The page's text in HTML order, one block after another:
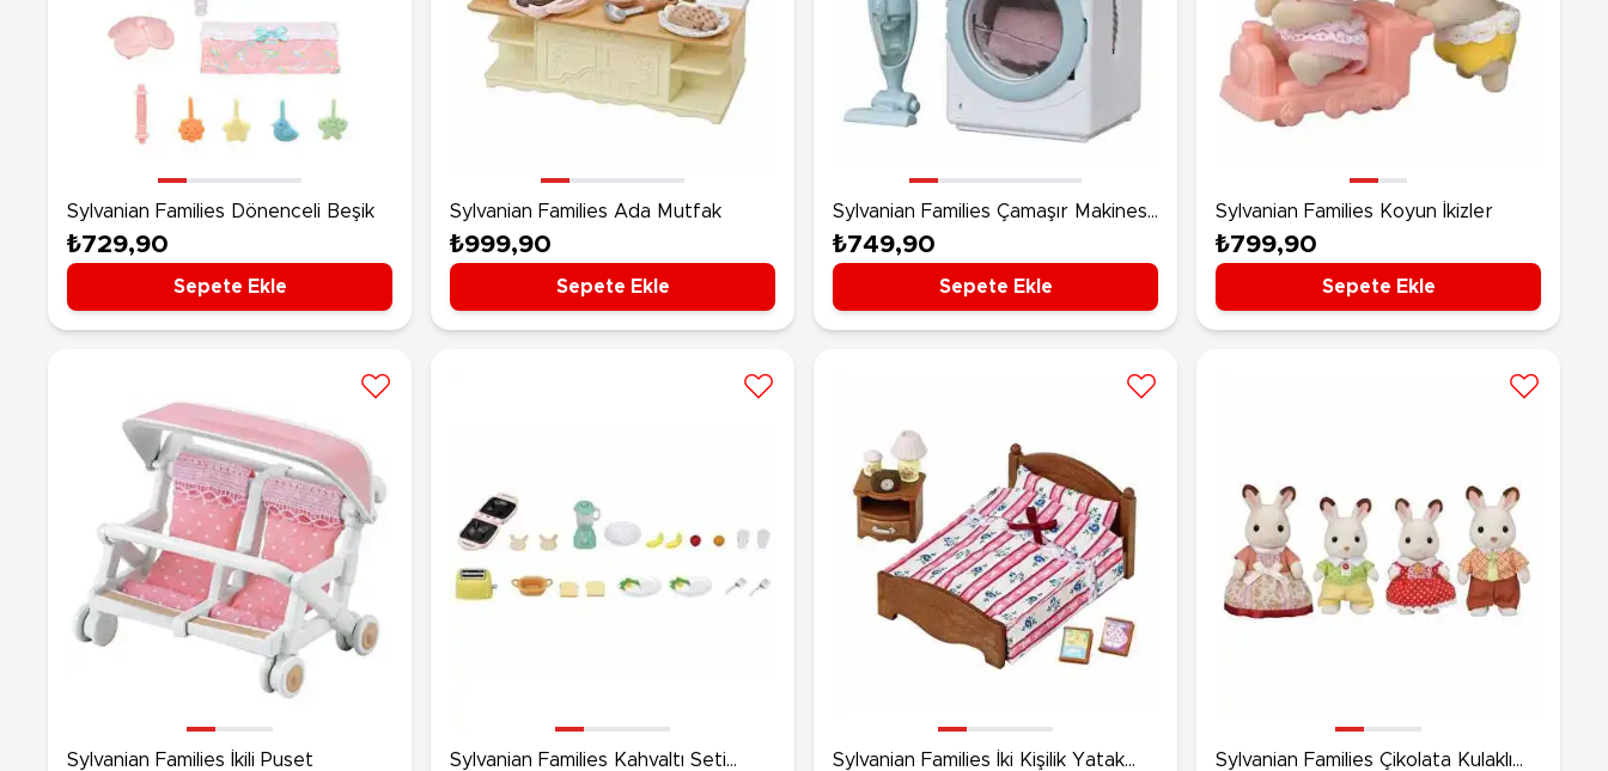
Sylvanian Families Dönenceli Beşik
₺729,90
Sepete Ekle
Sylvanian Families Ada Mutfak
₺999,90
Sepete Ekle
Sylvanian Families Çamaşır Makinesi
ve Elektrik Süpürgesi Seti 5445
₺749,90
Sepete Ekle
Sylvanian Families Koyun İkizler
₺799,90
Sepete Ekle
Sylvanian Families İkili Puset
Sylvanian Families Kahvaltı Seti
Sylvanian Families İki Kişilik Yatak
Sylvanian Families Çikolata Kulaklı